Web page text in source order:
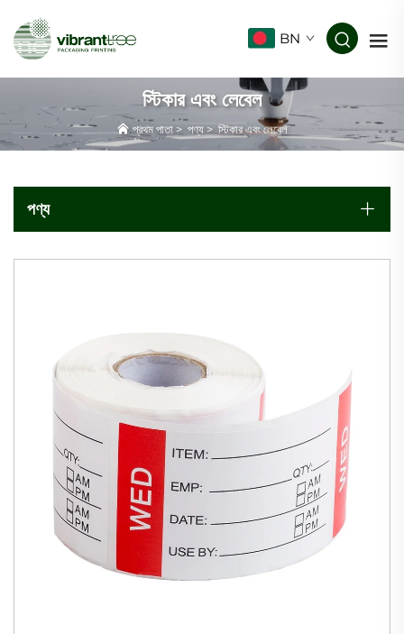
BN
স্টিকার এবং লেবেল
প্রথম পাতা > পণ্য>স্টিকার এবং লেবেল
পণ্য